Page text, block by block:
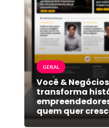
GERAL
Você &
transforma
quem quer